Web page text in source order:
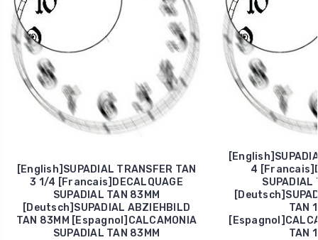
[English]SUPADIAL TRANSFER TAN
3 1/4 [Francais]DECALQUAGE
SUPADIAL TAN 83MM
[Deutsch]SUPADIAL ABZIEHBILD
TAN 83MM [Espagnol]CALCAMONIA
SUPADIAL TAN 83MM
4
SUPADIAL
TAN
TAN